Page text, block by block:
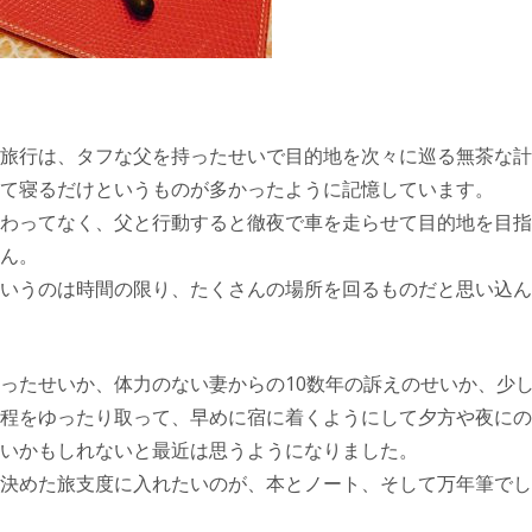
行は、タフな父を持ったせいで目的地を次々に巡る無茶な
寝るだけというものが多かったように記憶しています。
ってなく、父と行動すると徹夜で車を走らせて目的地を目
。
うのは時間の限り、たくさんの場所を回るものだと思い込
たせいか、体力のない妻からの10数年の訴えのせいか、少
をゆったり取って、早めに宿に着くようにして夕方や夜に
かもしれないと最近は思うようになりました。
めた旅支度に入れたいのが、本とノート、そして万年筆で